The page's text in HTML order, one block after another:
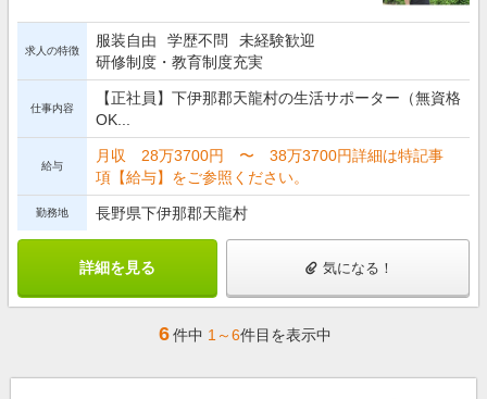
求人の特徴
服装自由 学歴不問
未経験歓迎
研修制度・教育制度充実
仕事内容
【正社員】下伊那郡天龍村の生活サポーター（無資格
OK...
給与
月収 28万3700円 〜 38万3700円詳細は特記事
項【給与】をご参照ください。
勤務地 長野県下伊那郡天龍村
詳細を見る 気になる！
6件中 1～6件目を表示中